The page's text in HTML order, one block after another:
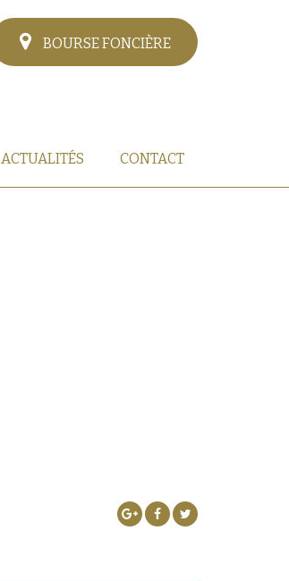
BOURSE FONCIÈRE
ACTUALITÉS CONTACT